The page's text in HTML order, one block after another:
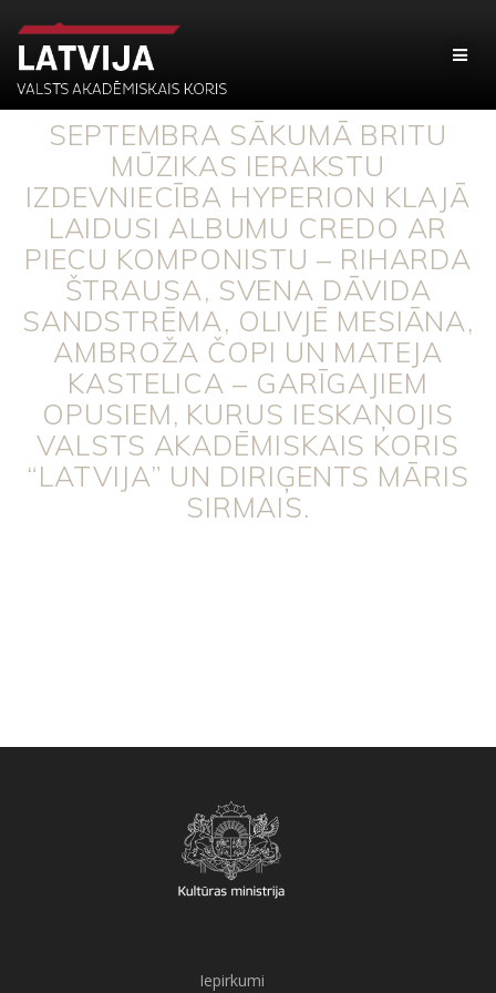
SEPTEMBRA SĀKUMĀ BRITU
MŪZIKAS IERAKSTU
IZDEVNIECĪBA HYPERION KLAJĀ
LAIDUSI ALBUMU CREDO AR
PIECU KOMPONISTU – RIHARDA
ŠTRAUSA, SVENA DĀVIDA
SANDSTRĒMA, OLIVJĒ MESIĀNA,
AMBROŽA ČOPI UN MATEJA
KASTELICA – GARĪGAJIEM
OPUSIEM, KURUS IESKAŅOJIS
VALSTS AKADĒMISKAIS KORIS
“LATVIJA” UN DIRIĢENTS MĀRIS
SIRMAIS.
Iepirkumi